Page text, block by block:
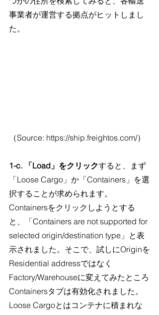
事業者が運営する拠点がヒットしまし
た。
（Source: https://ship.freightos.com/）
1-c. 「Load」をクリックすると、まず
「Loose Cargo」か「Containers」を選
択することが求められます。
Containersをクリックしようとする
と、「Containers are not supported for
selected origin/destination type」と表
示されました。そこで、試しにOriginを
Residential addressではなく
Factory/Warehouseに変えてみたところ
Containersタブは有効化されました。
Loose Cargoとはコンテナに積まれな